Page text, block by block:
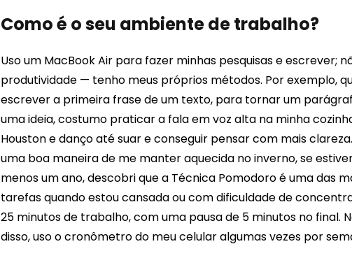
Como é o seu ambiente de trabalho?
Uso um MacBook Air para fazer minhas pesquisas e escrever;
produtividade — tenho meus próprios métodos. Por exemplo,
escrever a primeira frase de um texto, para tornar um
uma ideia, costumo praticar a fala em voz alta na minha
Houston e danço até suar e conseguir pensar com mais
uma boa maneira de me manter aquecida no inverno, se
menos um ano, descobri que a Técnica Pomodoro é uma das
tarefas quando estou cansada ou com dificuldade de
25 minutos de trabalho, com uma pausa de 5 minutos no final.
disso, uso o cronômetro do meu celular algumas vezes por